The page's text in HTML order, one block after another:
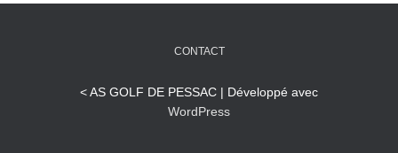
CONTACT
< AS GOLF DE PESSAC | Développé avec
WordPress